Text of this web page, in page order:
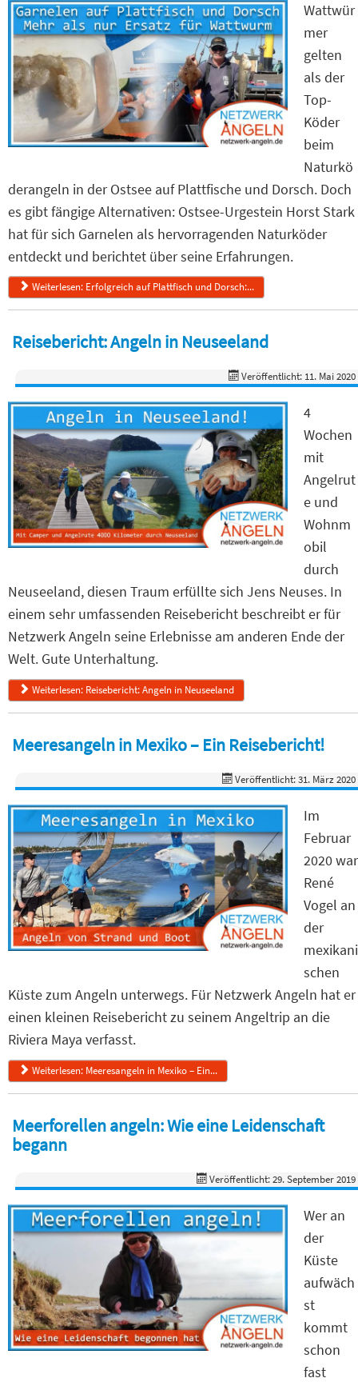
Wattwür
mer
gelten
als der
Top-
Köder
beim
Naturkö
derangeln in der Ostsee auf Plattfische und Dorsch. Doch
es gibt fängige Alternativen: Ostsee-Urgestein Horst Stark
hat für sich Garnelen als hervorragenden Naturköder
entdeckt und berichtet über seine Erfahrungen.
Weiterlesen: Erfolgreich auf Plattfisch und Dorsch:...
Reisebericht: Angeln in Neuseeland
Veröffentlicht: 11. Mai 2020
4
Wochen
mit
Angelrut
e und
Wohnm
obil
durch
Neuseeland, diesen Traum erfüllte sich Jens Neuses. In
einem sehr umfassenden Reisebericht beschreibt er für
Netzwerk Angeln seine Erlebnisse am anderen Ende der
Welt. Gute Unterhaltung.
Weiterlesen: Reisebericht: Angeln in Neuseeland
Meeresangeln in Mexiko – Ein Reisebericht!
Veröffentlicht: 31. März 2020
Im
Februar
2020 war
René
Vogel an
der
mexikani
schen
Küste zum Angeln unterwegs. Für Netzwerk Angeln hat er
einen kleinen Reisebericht zu seinem Angeltrip an die
Riviera Maya verfasst.
Weiterlesen: Meeresangeln in Mexiko – Ein...
Meerforellen angeln: Wie eine Leidenschaft
begann
Veröffentlicht: 29. September 2019
Wer an
der
Küste
aufwäch
st
kommt
schon
fast